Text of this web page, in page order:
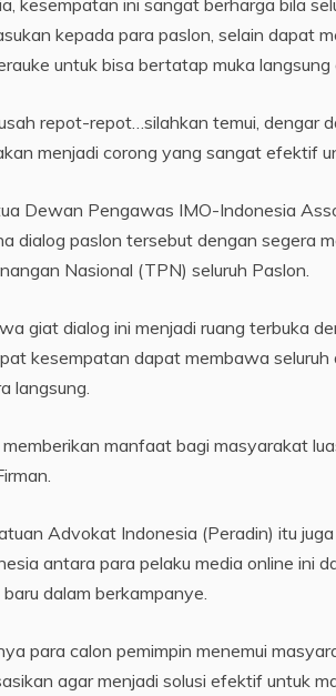
kepada para paslon, selain dapat
untuk bisa bertatap muka
repot-repot…silahkan temui, dengar
menjadi corong yang sangat efektif
Dewan Pengawas IMO-Indonesia
dialog paslon tersebut dengan segera
Nasional (TPN) seluruh Paslon.
giat dialog ini menjadi ruang terbuka
kesempatan dapat membawa
langsung.
manfaat bagi masyarakat
Advokat Indonesia (Peradin) itu
antara para pelaku media online ini
dalam berkampanye.
para calon pemimpin menemui
agar menjadi solusi efektif untuk